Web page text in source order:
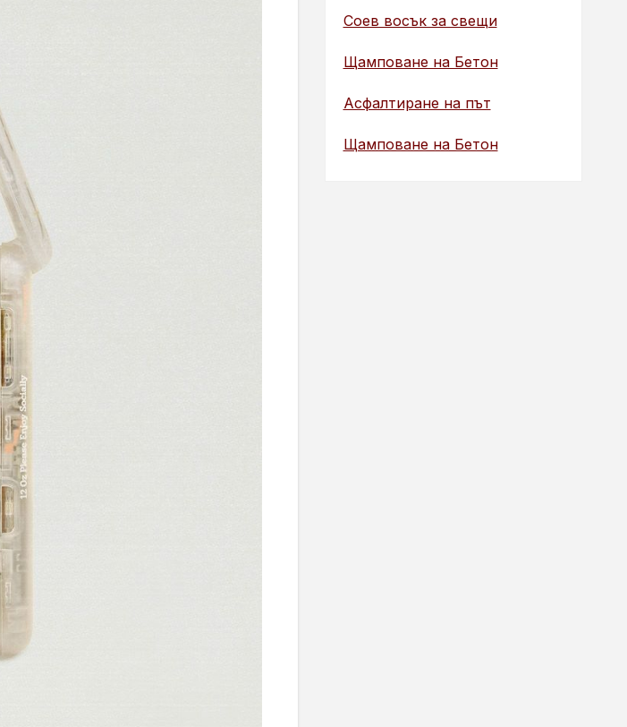
Соев восък за свещи
Щамповане на Бетон
Асфалтиране на път
Щамповане на Бетон